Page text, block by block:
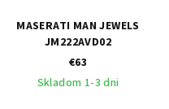
MASERATI MAN JEWELS
JM222AVD02
€63
Skladom 1-3 dni